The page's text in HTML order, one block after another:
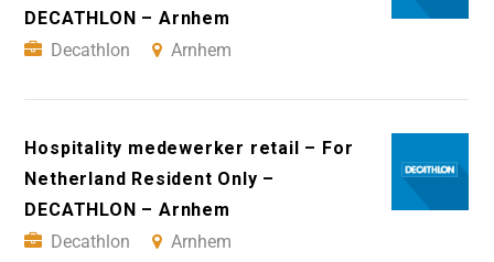
DECATHLON – Arnhem
Decathlon
Arnhem
Hospitality medewerker retail – For
Netherland Resident Only –
DECATHLON – Arnhem
Decathlon
Arnhem